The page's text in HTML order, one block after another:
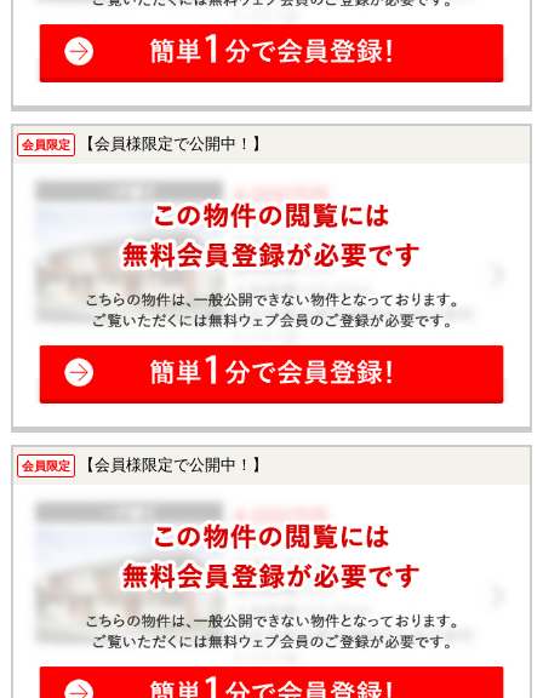
会員限定 【会員様限定で公開中！】
会員限定 【会員様限定で公開中！】